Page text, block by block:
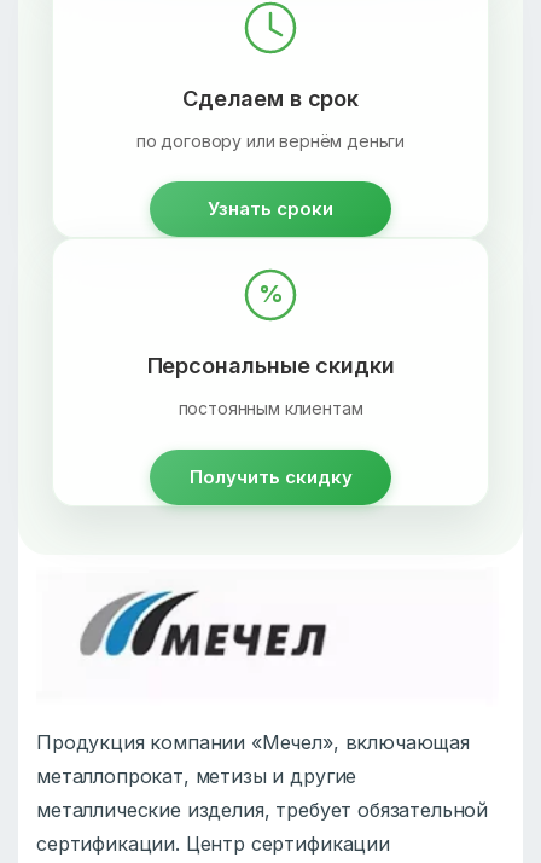
Сделаем в срок
по договору или вернём деньги
Узнать сроки
%
Персональные скидки
постоянным клиентам
Получить скидку
Продукция компании «Мечел», включающая
металлопрокат, метизы и другие
металлические изделия, требует обязательной
сертификации. Центр сертификации